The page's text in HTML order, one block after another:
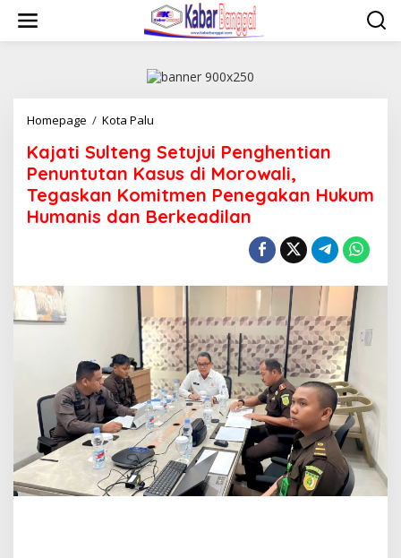
konten
Homepage / Kota Palu
Setujui
Penghentian
Penuntutan
Kasus
di
Hukum
Humanis
dan
Berkeadilan
Kajati Sulteng Setujui Penghentian
Penuntutan Kasus di Morowali,
Tegaskan Komitmen Penegakan Hukum
Humanis dan Berkeadilan